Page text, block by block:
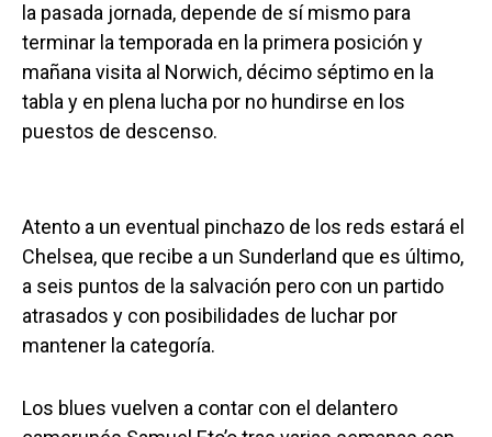
la pasada jornada, depende de sí mismo para
terminar la temporada en la primera posición y
mañana visita al Norwich, décimo séptimo en la
tabla y en plena lucha por no hundirse en los
puestos de descenso.
Atento a un eventual pinchazo de los reds estará el
Chelsea, que recibe a un Sunderland que es último,
a seis puntos de la salvación pero con un partido
atrasados y con posibilidades de luchar por
mantener la categoría.
Los blues vuelven a contar con el delantero